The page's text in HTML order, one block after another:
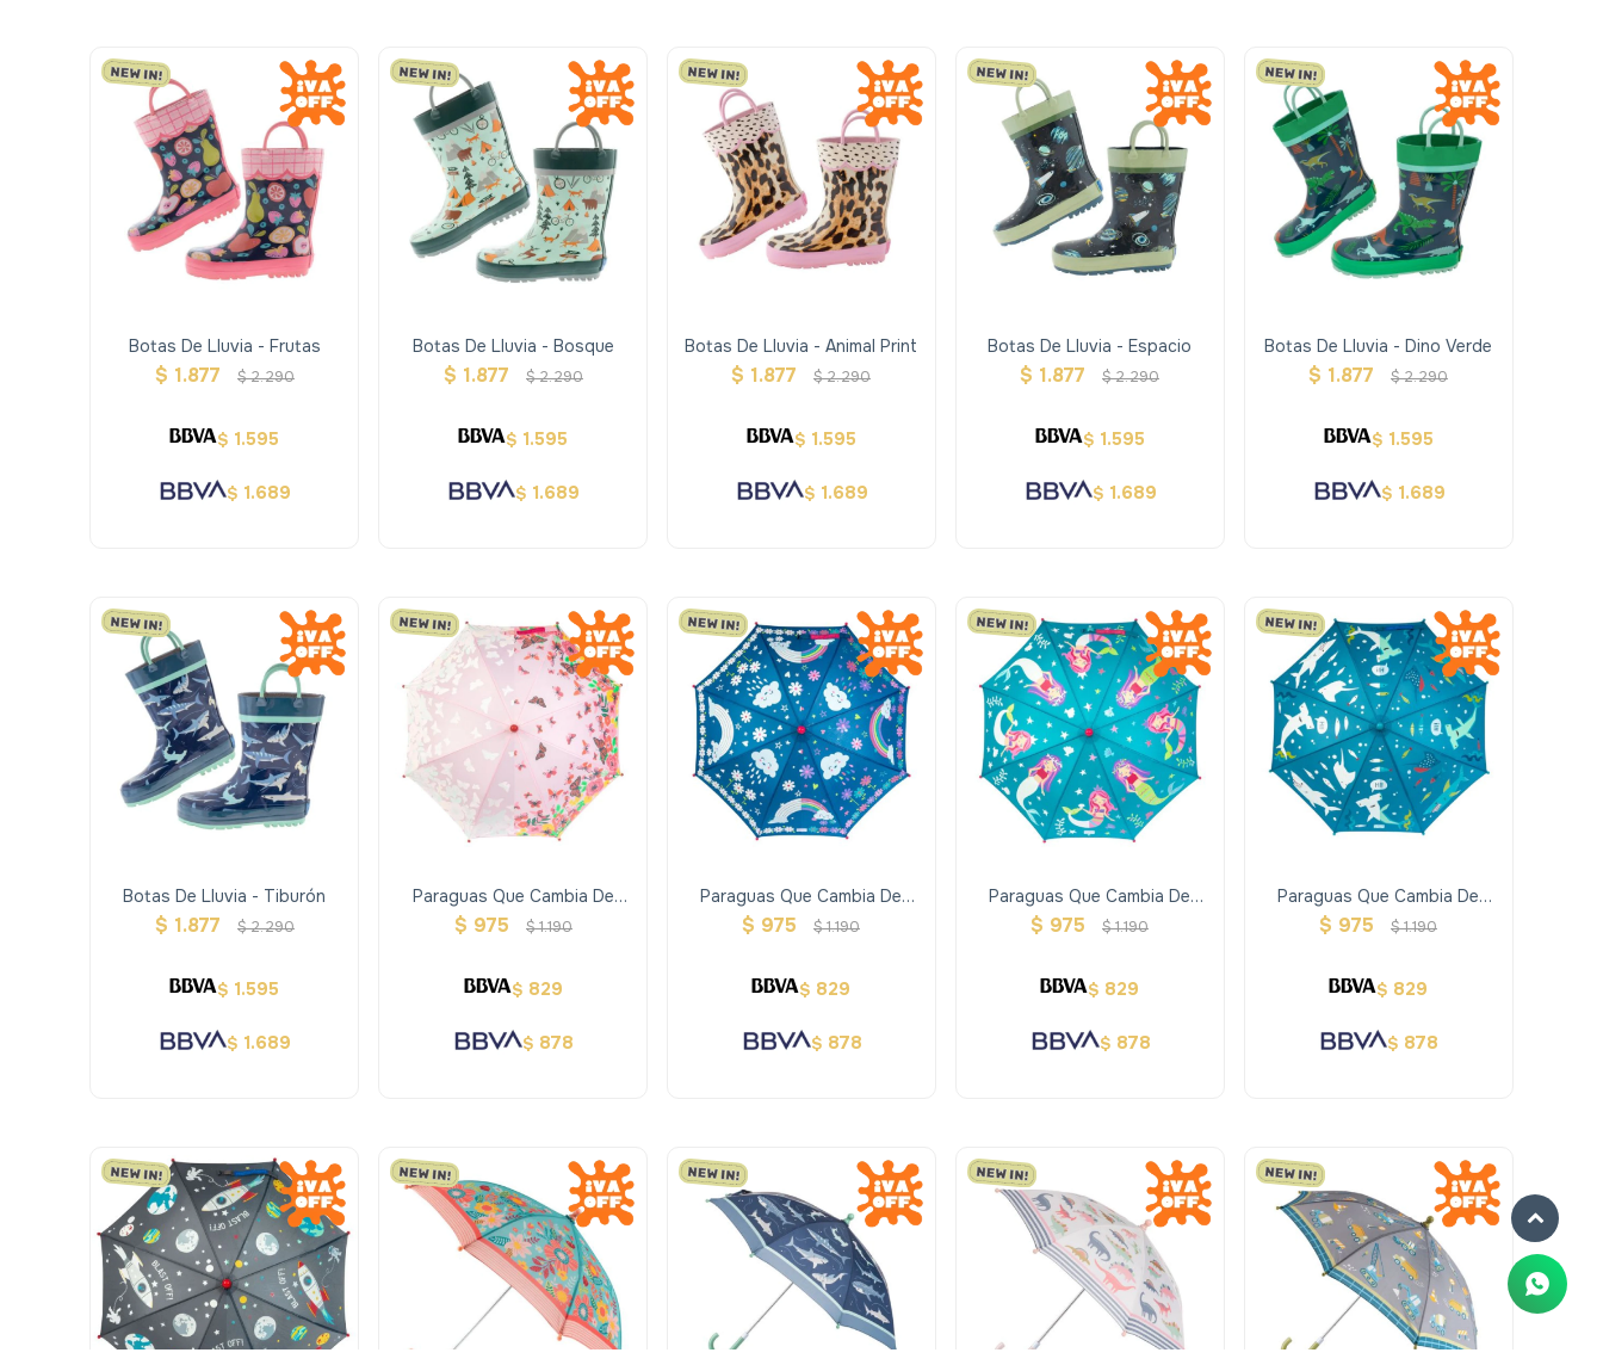
Botas De Lluvia - Frutas
$ 1.877 $2.290
$ 1.595
$ 1.689
Botas De Lluvia - Bosque
$ 1.877 $2.290
$ 1.595
$ 1.689
Botas De Lluvia - Animal Print
$ 1.877 $2.290
$ 1.595
$ 1.689
Botas De Lluvia - Espacio
$ 1.877 $2.290
$ 1.595
$ 1.689
Botas De Lluvia - Dino Verde
$ 1.877 $2.290
$ 1.595
$ 1.689
Botas De Lluvia - Tiburón
$ 1.877 $2.290
$ 1.595
$ 1.689
Paraguas Que Cambia De
Color - Mariposas
$ 975 $1.190
$ 829
$ 878
Paraguas Que Cambia De
Color - Arcoiris
$ 975 $1.190
$ 829
$ 878
Paraguas Que Cambia De
Color - Sirena Verde
$ 975 $1.190
$ 829
$ 878
Paraguas Que Cambia De
Color - Debajo Del Mar
$ 975 $1.190
$ 829
$ 878